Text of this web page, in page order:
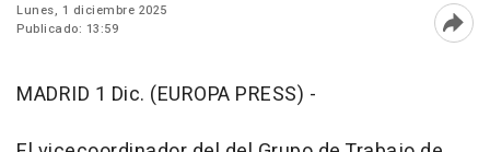
Lunes, 1 diciembre 2025
Publicado: 13:59
MADRID 1 Dic. (EUROPA PRESS) -